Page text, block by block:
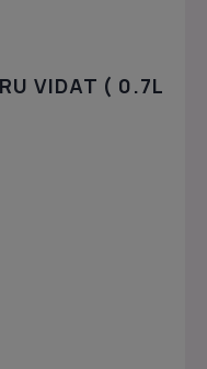
VIDAT ( 0.7L